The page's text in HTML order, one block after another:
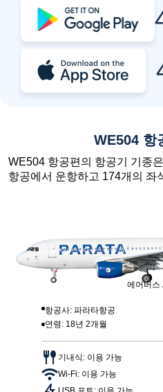
WE504 항
WE504 항공편의 항공기 기종
항공에서 운항하고 174개의 좌
에어버스
항공사: 파라타항공
연령: 18년 2개월
기내식: 이용 가능
Wi-Fi: 이용 가능